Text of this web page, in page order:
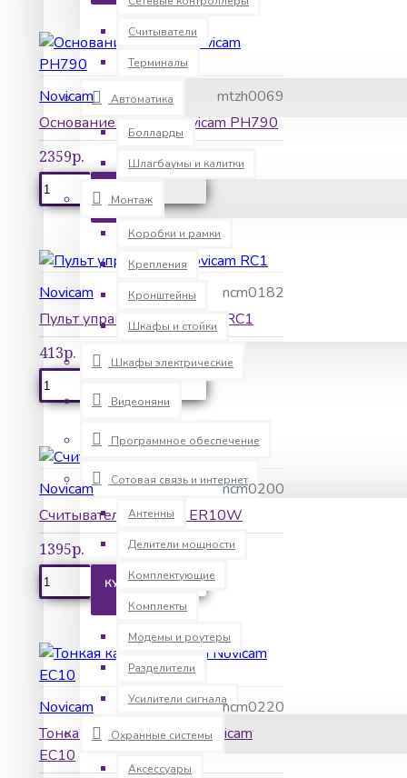
Считыватели
Терминалы
Автоматика
Болларды
Шлагбаумы и калитки
Монтаж
Коробки и рамки
Крепления
Кронштейны
Шкафы и стойки
Шкафы электрические
Видеоняни
Программное обеспечение
Сотовая связь и интернет
Антенны
Делители мощности
Комплектующие
Комплекты
Модемы и роутеры
Разделители
Усилители сигнала
Охранные системы
Аксессуары
Novicam
mtzh0069
Основание на угол Novicam PH790
2359р.
Novicam
ncm0182
Пульт управления Novicam RC1
413р.
Novicam
ncm0200
Считыватель Novicam ER10W
1395р.
КУПИТЬ
Novicam
ncm0220
Тонкая карта EM-Marin Novicam
EC10